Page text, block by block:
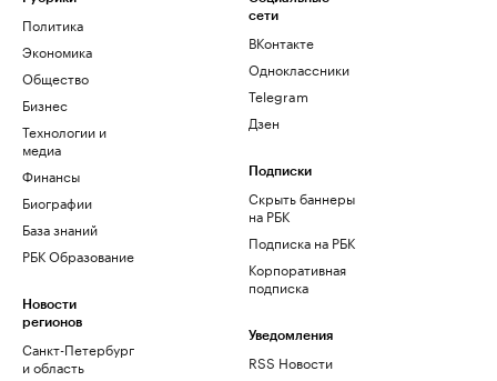
Политика
Экономика
Общество
Бизнес
Технологии и
медиа
Финансы
Биографии
База знаний
РБК Образование
Новости
регионов
Санкт-Петербург
и область
сети
ВКонтакте
Одноклассники
Telegram
Дзен
Подписки
Скрыть баннеры
на РБК
Подписка на РБК
Корпоративная
подписка
Уведомления
RSS Новости